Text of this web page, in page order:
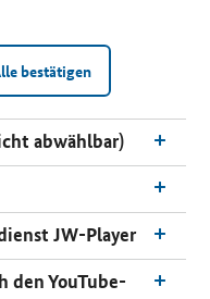
bestätigen
abwählbar)
JW-Player
den YouTube-